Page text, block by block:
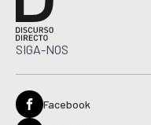
SIGA-NOS
Facebook